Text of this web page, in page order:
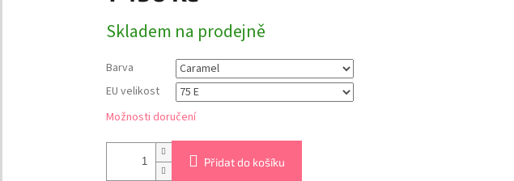
cena:
Skladem na prodejně
Barva
EU velikost
Možnosti doručení
Přidat do košíku